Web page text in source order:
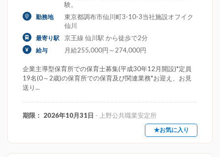
験。
勤務地
東京都調布市仙川町3-10-3当社施設オフイク
仙川
最寄り駅 京王線 仙川駅 から徒歩で2分
給与 月給255,000円～274,000円
企業主導型保育所での保育士募集(平成30年12月開設)*定員
19名(0～2歳)の保育所での保育及び関連業務*お迎え、お見
送り...
期限： 2026年10月31日 - 上野公共職業安定所
★お気に入り